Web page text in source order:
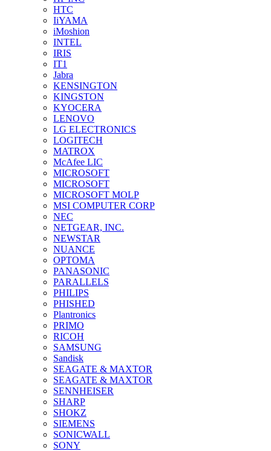
HTC
IiYAMA
iMoshion
INTEL
IRIS
IT1
Jabra
KENSINGTON
KINGSTON
KYOCERA
LENOVO
LG ELECTRONICS
LOGITECH
MATROX
McAfee LIC
MICROSOFT
MICROSOFT
MICROSOFT MOLP
MSI COMPUTER CORP
NEC
NETGEAR, INC.
NEWSTAR
NUANCE
OPTOMA
PANASONIC
PARALLELS
PHILIPS
PHISHED
Plantronics
PRIMO
RICOH
SAMSUNG
Sandisk
SEAGATE & MAXTOR
SEAGATE & MAXTOR
SENNHEISER
SHARP
SHOKZ
SIEMENS
SONICWALL
SONY